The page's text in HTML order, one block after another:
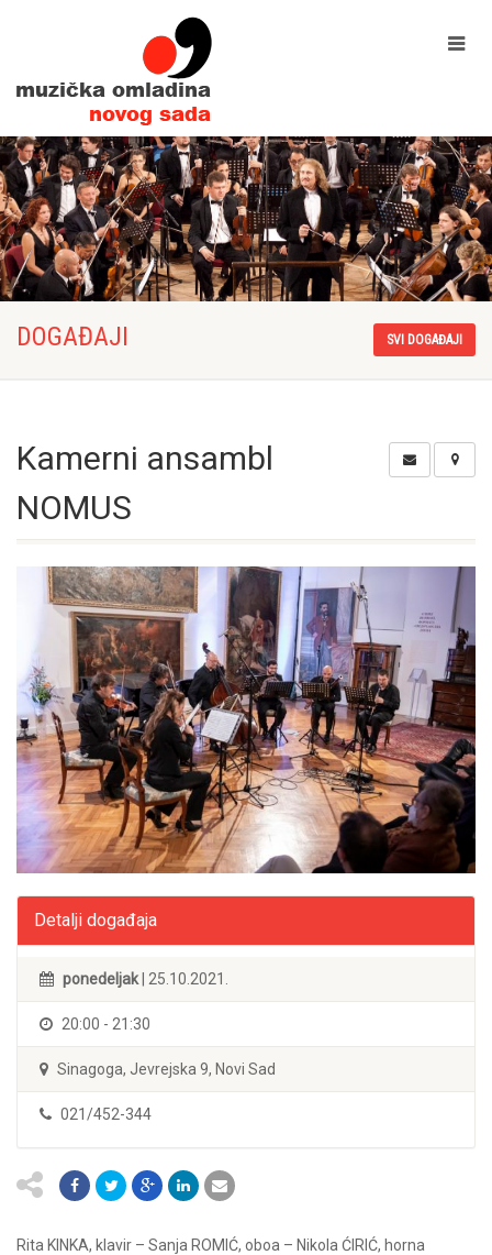
DOGAĐAJI SVI DOGAĐAJI
Kamerni ansambl
NOMUS
Detalji događaja
ponedeljak | 25.10.2021.
20:00 - 21:30
Sinagoga, Jevrejska 9, Novi Sad
021/452-344
Rita KINKA, klavir – Sanja ROMIĆ, oboa – Nikola ĆIRIĆ, horna